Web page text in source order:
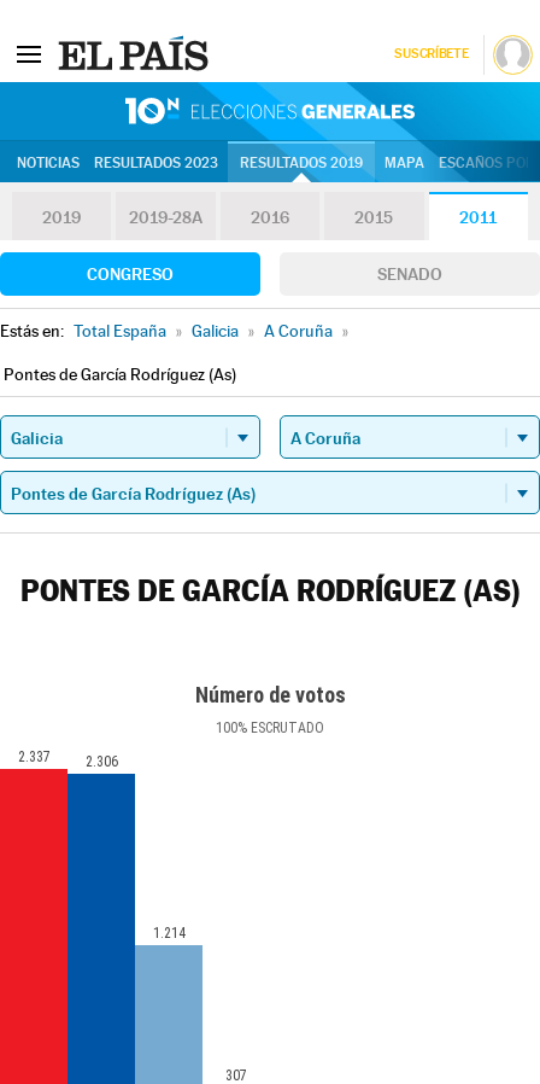
SUSCRÍBETE
NOTICIAS RESULTADOS 2023 RESULTADOS 2019 MAPA ESCAÑOS
2019 2019-28A 2016 2015 2011
CONGRESO SENADO
Estás en: Total España » Galicia » A Coruña »
Pontes de García Rodríguez (As)
PONTES DE GARCÍA RODRÍGUEZ (AS)
Número de votos
100% ESCRUTADO
2.337 2.306
1.214
307